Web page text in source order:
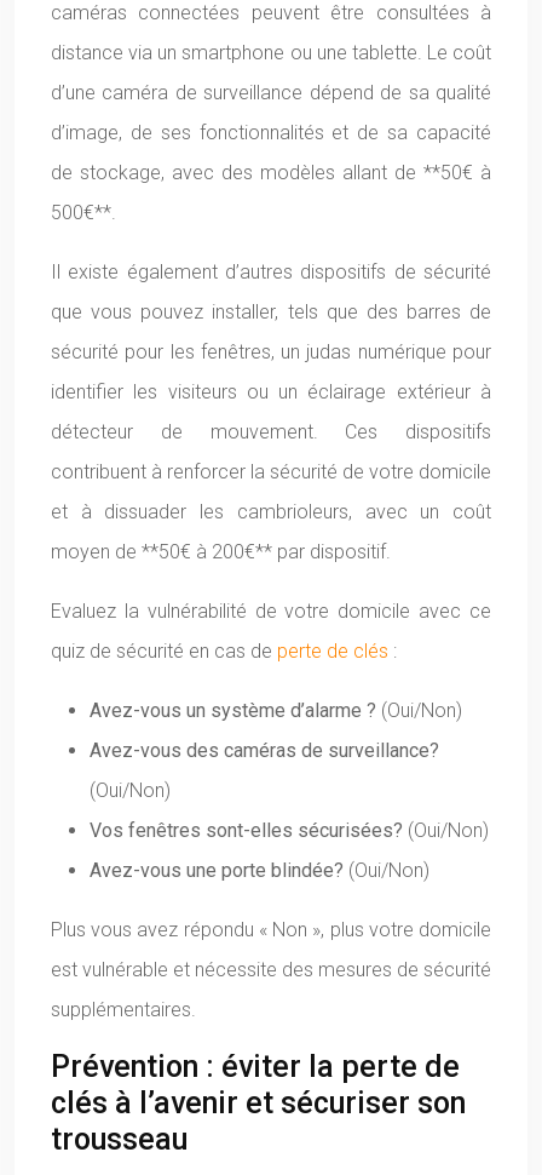
caméras connectées peuvent être consultées à
distance via un smartphone ou une tablette. Le coût
d’une caméra de surveillance dépend de sa qualité
d’image, de ses fonctionnalités et de sa capacité
de stockage, avec des modèles allant de **50€ à
500€**.
Il existe également d’autres dispositifs de sécurité
que vous pouvez installer, tels que des barres de
sécurité pour les fenêtres, un judas numérique pour
identifier les visiteurs ou un éclairage extérieur à
détecteur de mouvement. Ces dispositifs
contribuent à renforcer la sécurité de votre domicile
et à dissuader les cambrioleurs, avec un coût
moyen de **50€ à 200€** par dispositif.
Evaluez la vulnérabilité de votre domicile avec ce
quiz de sécurité en cas de perte de clés :
Avez-vous un système d’alarme ? (Oui/Non)
Avez-vous des caméras de surveillance?
(Oui/Non)
Vos fenêtres sont-elles sécurisées? (Oui/Non)
Avez-vous une porte blindée? (Oui/Non)
Plus vous avez répondu « Non », plus votre domicile
est vulnérable et nécessite des mesures de sécurité
supplémentaires.
Prévention : éviter la perte de
clés à l’avenir et sécuriser son
trousseau